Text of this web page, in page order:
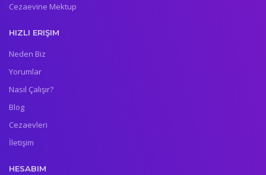
Cezaevine Mektup
HIZLI ERIŞIM
Neden Biz
Yorumlar
Nasıl Çalışır?
Blog
Cezaevleri
İletişim
HESABIM